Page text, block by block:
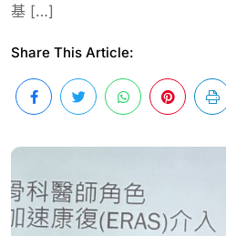
基 […]
Share This Article: